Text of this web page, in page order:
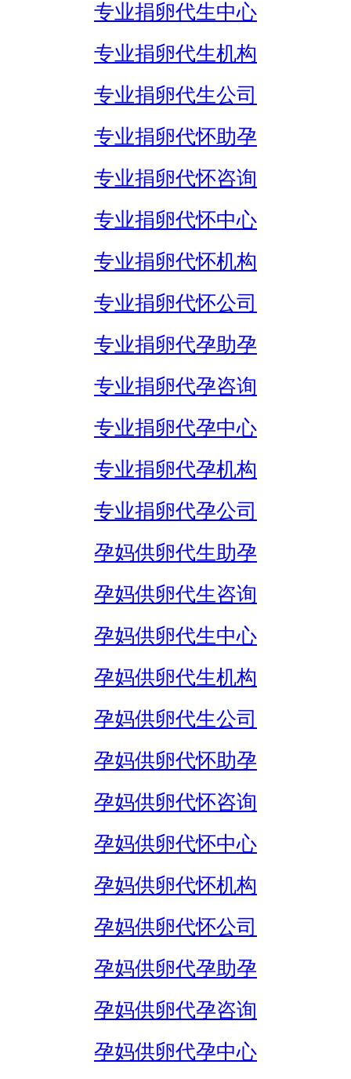
专业捐卵代生中心
专业捐卵代生机构
专业捐卵代生公司
专业捐卵代怀助孕
专业捐卵代怀咨询
专业捐卵代怀中心
专业捐卵代怀机构
专业捐卵代怀公司
专业捐卵代孕助孕
专业捐卵代孕咨询
专业捐卵代孕中心
专业捐卵代孕机构
专业捐卵代孕公司
孕妈供卵代生助孕
孕妈供卵代生咨询
孕妈供卵代生中心
孕妈供卵代生机构
孕妈供卵代生公司
孕妈供卵代怀助孕
孕妈供卵代怀咨询
孕妈供卵代怀中心
孕妈供卵代怀机构
孕妈供卵代怀公司
孕妈供卵代孕助孕
孕妈供卵代孕咨询
孕妈供卵代孕中心